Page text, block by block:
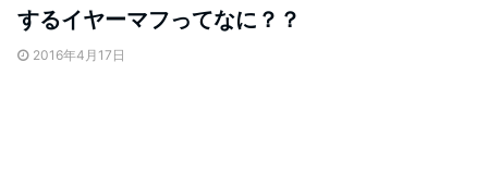
するイヤーマフってなに？？
2016年4月17日